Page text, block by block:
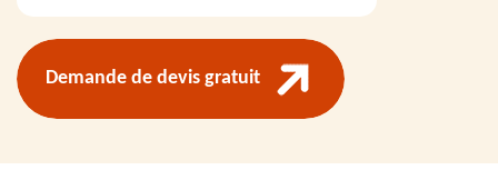
Demande de devis gratuit